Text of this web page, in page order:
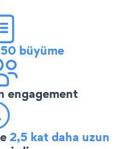
büyüme
engagement
2,5 kat daha uzun